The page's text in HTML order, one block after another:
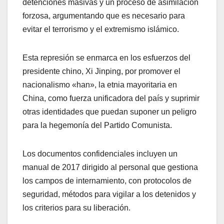
detenciones masivas y un proceso de asimilación
forzosa, argumentando que es necesario para
evitar el terrorismo y el extremismo islámico.
Esta represión se enmarca en los esfuerzos del
presidente chino, Xi Jinping, por promover el
nacionalismo «han», la etnia mayoritaria en
China, como fuerza unificadora del país y suprimir
otras identidades que puedan suponer un peligro
para la hegemonía del Partido Comunista.
Los documentos confidenciales incluyen un
manual de 2017 dirigido al personal que gestiona
los campos de internamiento, con protocolos de
seguridad, métodos para vigilar a los detenidos y
los criterios para su liberación.